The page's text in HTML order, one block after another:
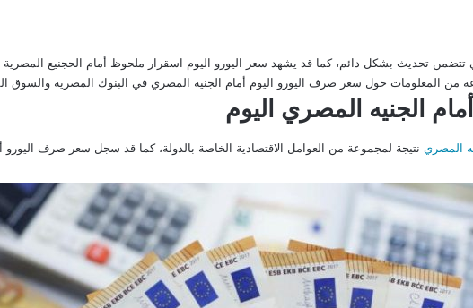
تتضمن تحديث بشكل دائم، كما قد يشهد سعر اليورو اليوم اسقرار ملحوظ أمام الحجنيع
من المعلومات حول سعر صرف اليورو اليوم أمام الجنيه المصري في البنوك المصرية والسوق
الجنيه المصري اليوم
المصري نتيجة لمجموعة من العوامل الاقتصادية الخاصة بالدولة، كما قد سجل سعر صرف اليورو